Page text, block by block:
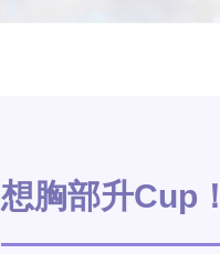
想胸部升Cup